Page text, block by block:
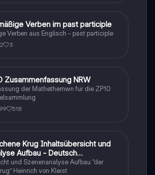
Verben im past participle
Verben aus Englisch - past participle
3
Zusammenfassung NRW
der Mathethemwn für die ZP10
518
Krug Inhaltsübersicht und
Aufbau - Deutsch
und Szenenanalyse Aufbau “der
Heinrich von Kleist